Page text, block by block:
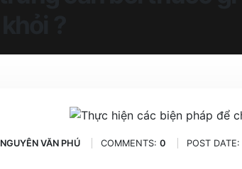
NGUYÊN VĂN PHÚ COMMENTS: 0 POST DATE: